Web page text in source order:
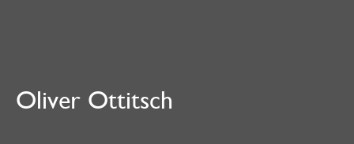
Oliver Ottitsch